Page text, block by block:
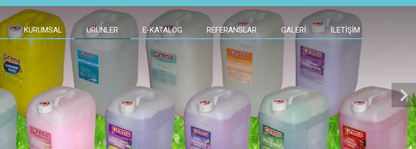
chevron_right
KURUMSAL ÜRÜNLER E-KATALOG REFERANSLAR GALERI İLETIŞIM